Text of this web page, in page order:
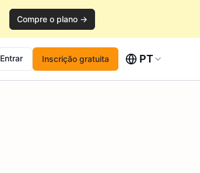
Compre o plano →
Entrar Inscrição gratuita PT